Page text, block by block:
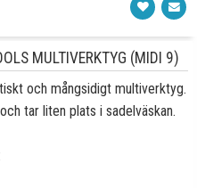
MULTIVERKTYG (MIDI 9)
och mångsidigt multiverktyg.
tar liten plats i sadelväskan.